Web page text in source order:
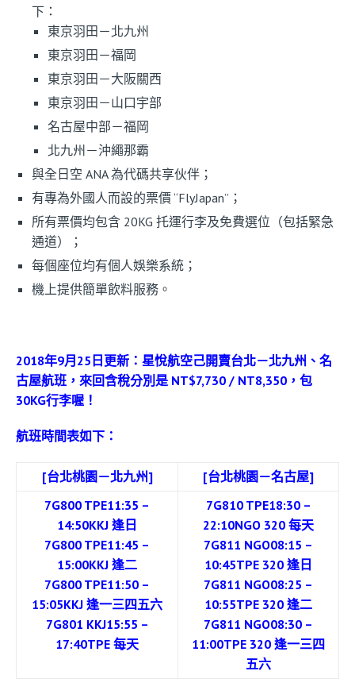
下：
東京羽田－北九州
東京羽田－福岡
東京羽田－大阪關西
東京羽田－山口宇部
名古屋中部－福岡
北九州－沖繩那霸
與全日空 ANA 為代碼共享伙伴；
有專為外國人而設的票價 “FlyJapan”；
所有票價均包含 20KG 托運行李及免費選位（包括緊急
通道）；
每個座位均有個人娛樂系統；
機上提供簡單飲料服務。
2018年9月25日更新：星悅航空己開賣台北－北九州、名
古屋航班，來回含稅分別是 NT$7,730 / NT8,350，包
30KG行李喔！
航班時間表如下：
[台北桃園－北九州]
[台北桃園－名古屋]
7G800 TPE11:35 –
14:50KKJ 逢日
7G800 TPE11:45 –
15:00KKJ 逢二
7G800 TPE11:50 –
15:05KKJ 逢一三四五六
7G801 KKJ15:55 –
17:40TPE 每天
7G810 TPE18:30 –
22:10NGO 320 每天
7G811 NGO08:15 –
10:45TPE 320 逢日
7G811 NGO08:25 –
10:55TPE 320 逢二
7G811 NGO08:30 –
11:00TPE 320 逢一三四
五六